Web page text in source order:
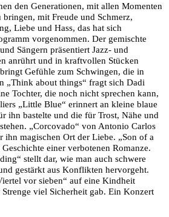
den Generationen, mit allen Momenten
mit Freude und Schmerz,
Liebe und Hass, das hat sich
vorgenommen. Der gemischte
Sängern präsentiert Jazz- und
anrührt und in kraftvollen Stücken
Gefühle zum Schwingen, die in
„Think about things“ fragt sich Dadi
Tochter, die noch nicht sprechen kann,
„Little Blue“ erinnert an kleine blaue
ihn bastelte und die für Trost, Nähe und
„Corcovado“ von Antonio Carlos
ihn magischen Ort der Liebe. „Son of a
einer verbotenen Romanze.
stellt dar, wie man auch schwere
gestärkt aus Konflikten hervorgeht.
vor sieben“ auf eine Kindheit
viel Sicherheit gab. Ein Konzert